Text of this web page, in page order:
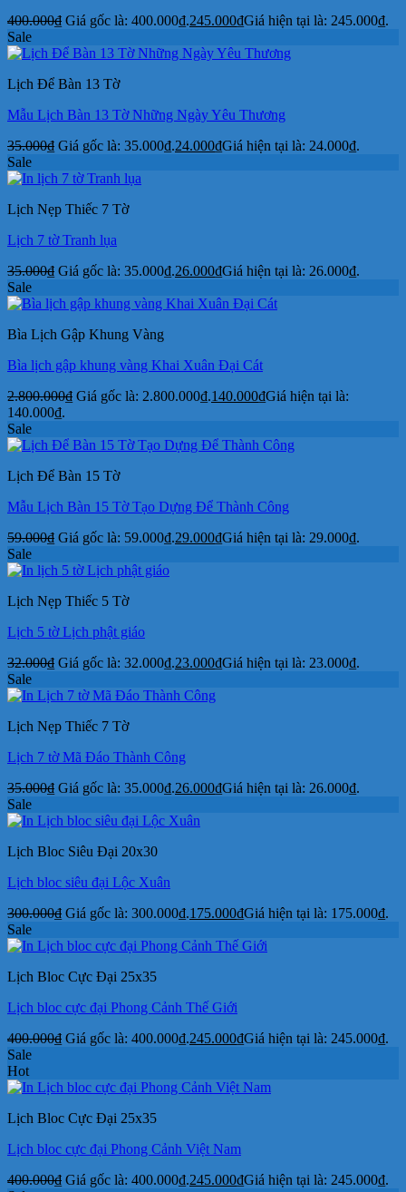
400.000₫ Giá gốc là: 400.000₫.245.000₫Giá hiện tại là: 245.000₫.
Sale
Lịch Để Bàn 13 Tờ
Mẫu Lịch Bàn 13 Tờ Những Ngày Yêu Thương
35.000₫ Giá gốc là: 35.000₫.24.000₫Giá hiện tại là: 24.000₫.
Sale
Lịch Nẹp Thiếc 7 Tờ
Lịch 7 tờ Tranh lụa
35.000₫ Giá gốc là: 35.000₫.26.000₫Giá hiện tại là: 26.000₫.
Sale
Bìa Lịch Gập Khung Vàng
Bìa lịch gập khung vàng Khai Xuân Đại Cát
2.800.000₫ Giá gốc là: 2.800.000₫.140.000₫Giá hiện tại là:
140.000₫.
Sale
Lịch Để Bàn 15 Tờ
Mẫu Lịch Bàn 15 Tờ Tạo Dựng Để Thành Công
59.000₫ Giá gốc là: 59.000₫.29.000₫Giá hiện tại là: 29.000₫.
Sale
Lịch Nẹp Thiếc 5 Tờ
Lịch 5 tờ Lịch phật giáo
32.000₫ Giá gốc là: 32.000₫.23.000₫Giá hiện tại là: 23.000₫.
Sale
Lịch Nẹp Thiếc 7 Tờ
Lịch 7 tờ Mã Đáo Thành Công
35.000₫ Giá gốc là: 35.000₫.26.000₫Giá hiện tại là: 26.000₫.
Sale
Lịch Bloc Siêu Đại 20x30
Lịch bloc siêu đại Lộc Xuân
300.000₫ Giá gốc là: 300.000₫.175.000₫Giá hiện tại là: 175.000₫.
Sale
Lịch Bloc Cực Đại 25x35
Lịch bloc cực đại Phong Cảnh Thế Giới
400.000₫ Giá gốc là: 400.000₫.245.000₫Giá hiện tại là: 245.000₫.
Sale
Hot
Lịch Bloc Cực Đại 25x35
Lịch bloc cực đại Phong Cảnh Việt Nam
400.000₫ Giá gốc là: 400.000₫.245.000₫Giá hiện tại là: 245.000₫.